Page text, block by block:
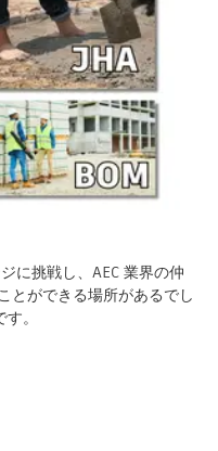
に挑戦し、AEC 業界の仲
とができる場所があるでし
。